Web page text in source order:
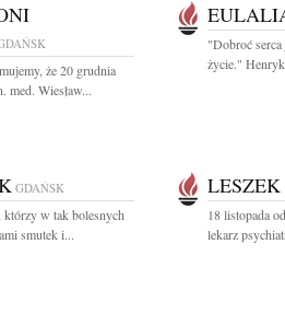
że 20 grudnia
med. Wiesław...
"Dobroć serca
życie."
GDAŃSK
w tak bolesnych
smutek i...
18 listopada
lekarz